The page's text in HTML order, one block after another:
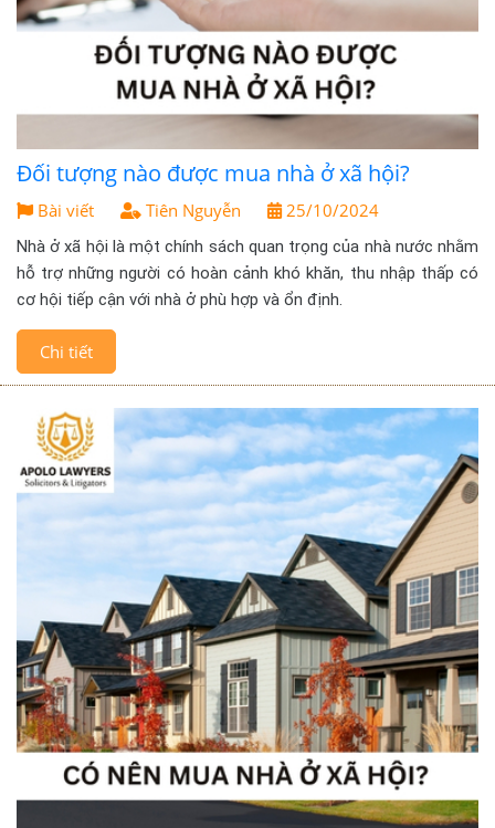
Đối tượng nào được mua nhà ở xã hội?
Bài viết Tiên Nguyễn 25/10/2024
Nhà ở xã hội là một chính sách quan trọng của nhà nước nhằm
hỗ trợ những người có hoàn cảnh khó khăn, thu nhập thấp có
cơ hội tiếp cận với nhà ở phù hợp và ổn định.
Chi tiết